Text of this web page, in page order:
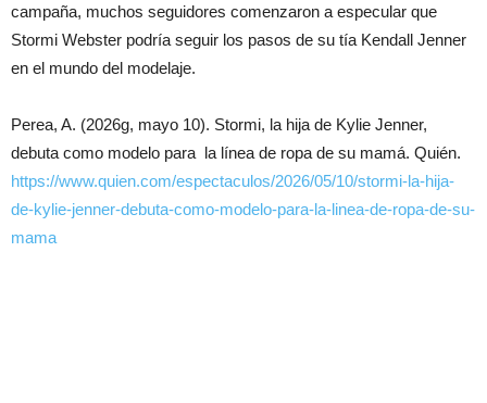
campaña, muchos seguidores comenzaron a especular que
Stormi Webster podría seguir los pasos de su tía Kendall Jenner
en el mundo del modelaje.
Perea, A. (2026g, mayo 10). Stormi, la hija de Kylie Jenner,
debuta como modelo para la línea de ropa de su mamá. Quién.
https://www.quien.com/espectaculos/2026/05/10/stormi-la-hija-
de-kylie-jenner-debuta-como-modelo-para-la-linea-de-ropa-de-su-
mama